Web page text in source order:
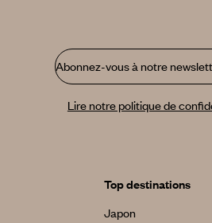
Abonnez-vous à notre
Lire notre politique de
Top destinations
Japon